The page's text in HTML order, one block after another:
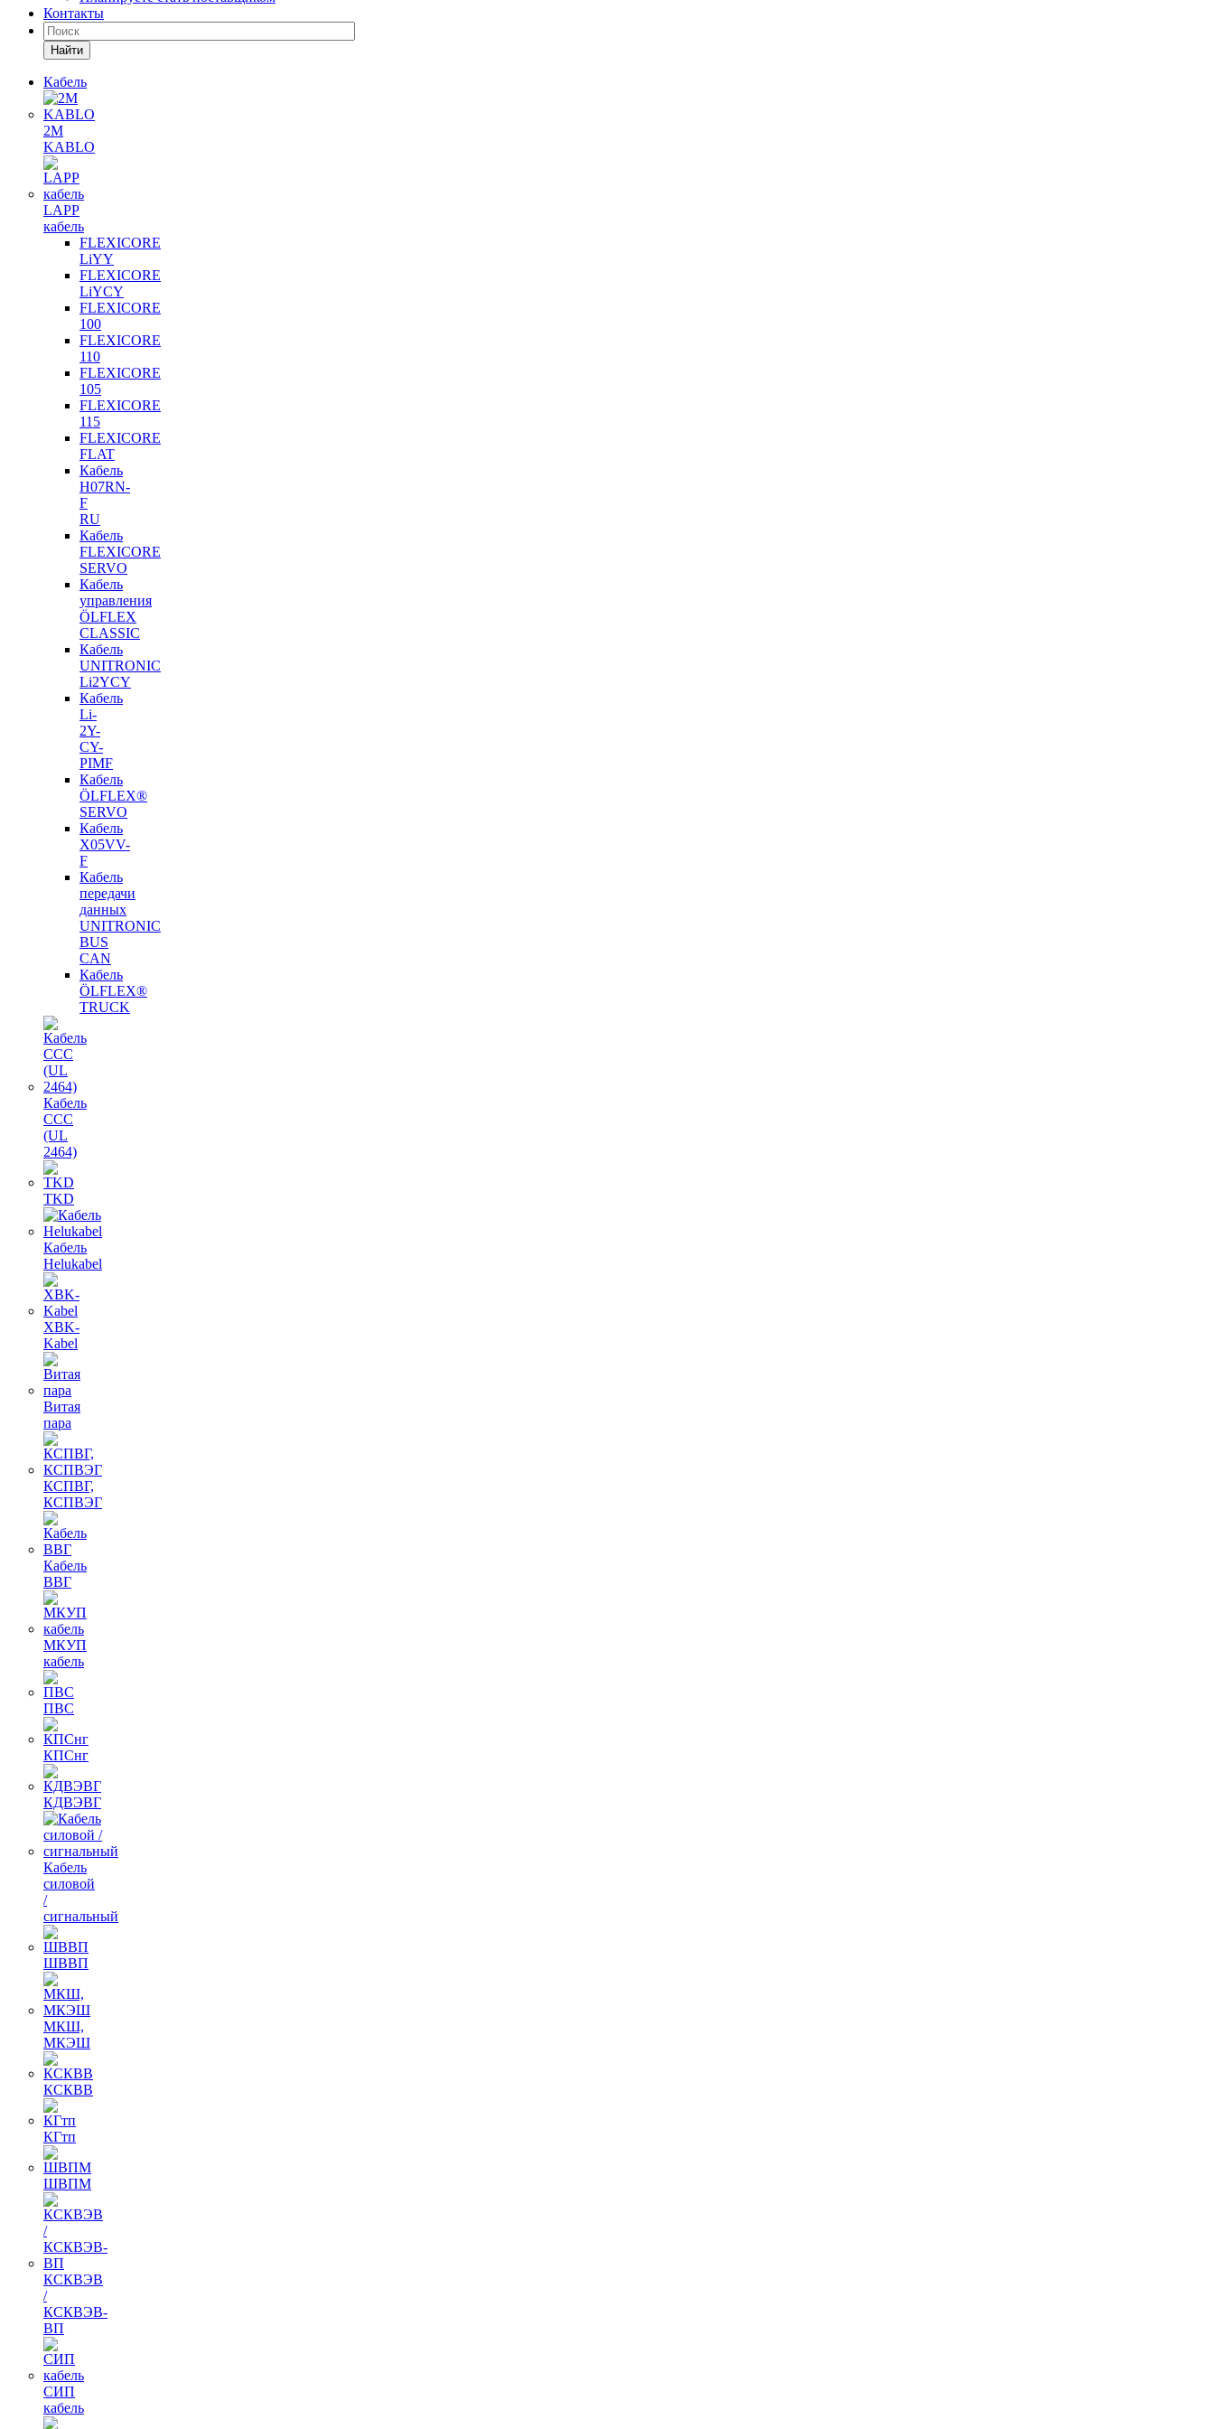
Контакты
Найти
Кабель
2M
KABLO
LAPP
кабель
FLEXICORE
LiYY
FLEXICORE
LiYCY
FLEXICORE
100
FLEXICORE
110
FLEXICORE
105
FLEXICORE
115
FLEXICORE
FLAT
Кабель
H07RN-
F
RU
Кабель
FLEXICORE
SERVO
Кабель
управления
ÖLFLEX
CLASSIC
Кабель
UNITRONIC
Li2YCY
Кабель
Li-
2Y-
CY-
PIMF
Кабель
ÖLFLEX®
SERVO
Кабель
X05VV-
F
Кабель
передачи
данных
UNITRONIC
BUS
CAN
Кабель
ÖLFLEX®
TRUCK
Кабель
CCC
(UL
2464)
TKD
Кабель
Helukabel
XBK-
Kabel
Витая
пара
КСПВГ,
КСПВЭГ
Кабель
ВВГ
МКУП
кабель
ПВС
КПСнг
КДВЭВГ
Кабель
силовой
/
сигнальный
ШВВП
МКШ,
МКЭШ
КСКВВ
КГтп
ШВПМ
КСКВЭВ
/
КСКВЭВ-
ВП
СИП
кабель